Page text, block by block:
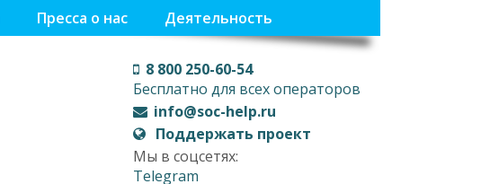
Пресса о нас Деятельность
8 800 250-60-54
Бесплатно для всех операторов
info@soc-help.ru
Поддержать проект
Мы в соцсетях:
Telegram